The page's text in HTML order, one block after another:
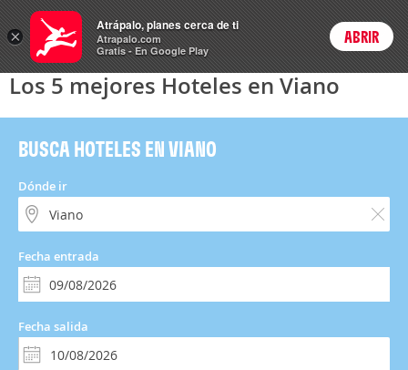
Hoteles Login
Los 5 mejores Hoteles en Viano
BUSCA HOTELES EN VIANO
Dónde ir
Fecha entrada
Fecha salida
×
Atrápalo, planes cerca de ti
Atrapalo.com
Gratis - En Google Play
ABRIR